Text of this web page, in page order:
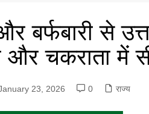
बर्फबारी से
और चकराता में
23, 2026 0 राज्य